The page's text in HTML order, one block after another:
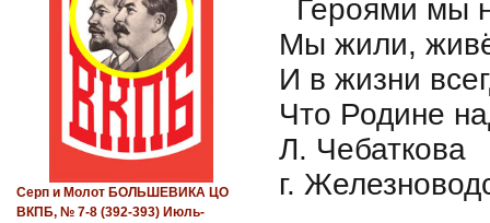
Героями мы
Мы жили,
И в жизни
Что Родине
Л. Чебаткова
г.
Серп и Молот БОЛЬШЕВИКА ЦО
ВКПБ, № 7-8 (392-393) Июль-